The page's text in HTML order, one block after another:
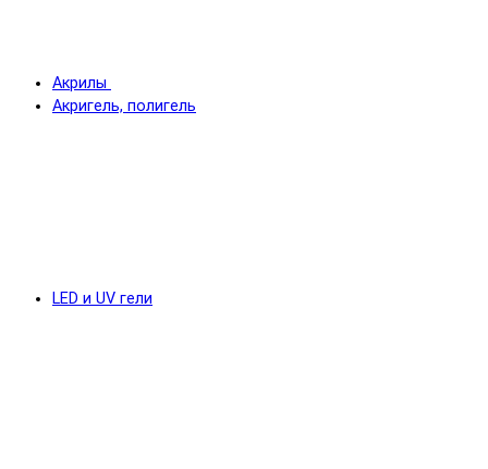
Акрилы
Акригель, полигель
LED и UV гели